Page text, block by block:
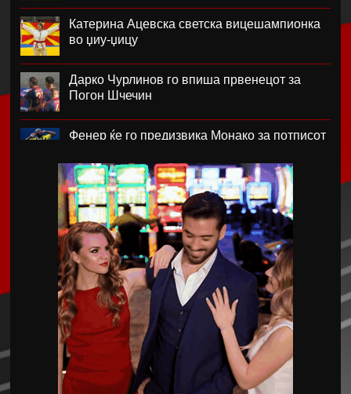
Катерина Ацевска светска вицешампионка
во џиу-џицу
Дарко Чурлинов го впиша првенецот за
Погон Шчечин
Фенер ќе го предизвика Монако за потписот
Челзи убедливо го надигра Милан во
Австралија
Кенан Јилдиз на листата на желби на
Арсенал
Фисник Аслани не ги мина лекарските
прегледи во РБ Лајпциг
Интер подобар од Јуве во тест меч во Перт